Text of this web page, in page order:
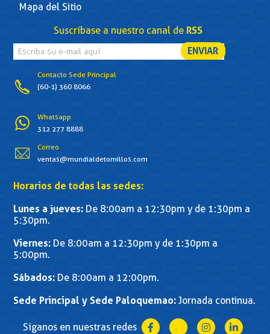
Mapa del Sitio
Suscríbase a nuestro canal de RSS
Contacto Sede Principal
(60-1) 360 8066
Whatsapp
312 277 8888
Correo
ventas@mundialdetornillos.com
Horarios de todas las sedes:
Lunes a jueves: De 8:00am a 12:30pm y de 1:30pm a
5:30pm.
Viernes: De 8:00am a 12:30pm y de 1:30pm a
5:00pm.
Sábados: De 8:00am a 12:00pm.
Sede Principal y Sede Paloquemao: Jornada continua.
Síganos en nuestras redes